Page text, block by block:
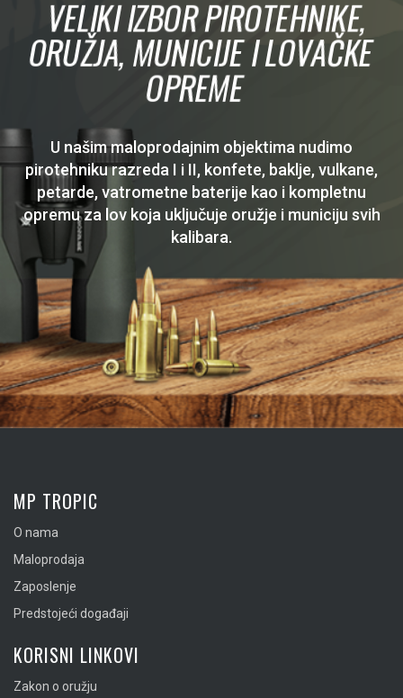
VELIKI IZBOR PIROTEHNIKE,
ORUŽJA, MUNICIJE I LOVAČKE
OPREME
U našim maloprodajnim objektima nudimo
pirotehniku razreda I i II, konfete, baklje, vulkane,
petarde, vatrometne baterije kao i kompletnu
opremu za lov koja uključuje oružje i municiju svih
kalibara.
MP TROPIC
O nama
Maloprodaja
Zaposlenje
Predstojeći događaji
KORISNI LINKOVI
Zakon o oružju